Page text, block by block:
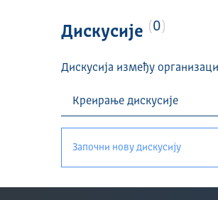
Дискусије 0
Дискусија између
Започни нову дискусију